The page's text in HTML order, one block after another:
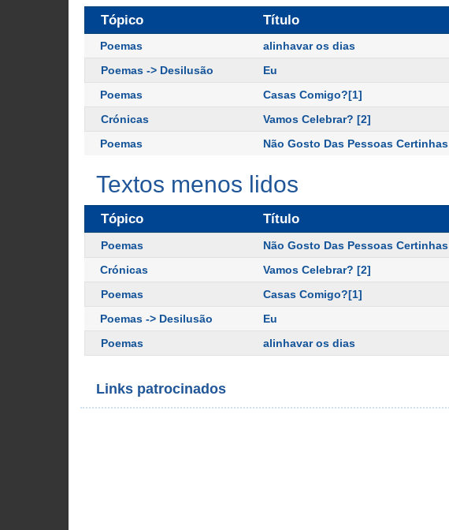
Tópico Título
Poemas alinhavar os dias
Poemas -> Desilusão
Eu
Poemas
Casas Comigo?[1]
Crónicas
Vamos Celebrar? [2]
Poemas
Não Gosto Das Pessoas Certinhas
Textos menos lidos
Tópico Título
Poemas Não Gosto Das Pessoas Certinhas
Crónicas
Vamos Celebrar? [2]
Poemas
Casas Comigo?[1]
Poemas -> Desilusão
Eu
Poemas
alinhavar os dias
Links patrocinados